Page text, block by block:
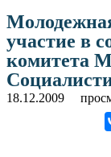
участие в
комитета
18.12.2009